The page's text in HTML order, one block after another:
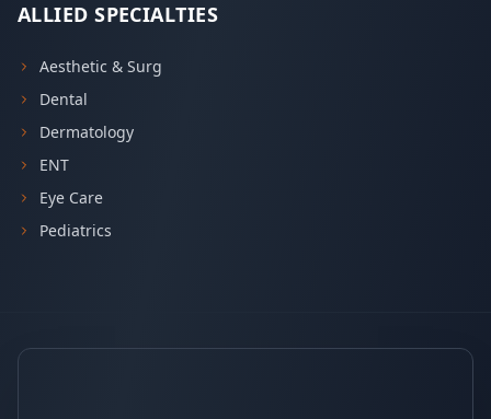
ALLIED SPECIALTIES
Aesthetic & Surg
Dental
Dermatology
ENT
Eye Care
Pediatrics